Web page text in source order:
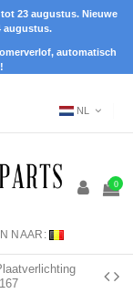
23 augustus. Nieuwe
augustus.
automatisch
NL
0
NAAR: